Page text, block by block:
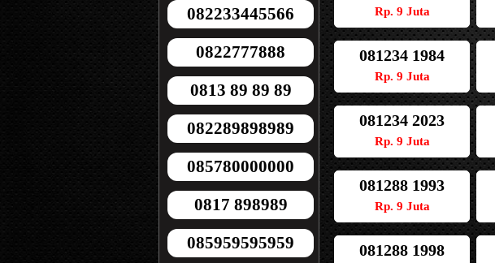
082233445566
0822777888
0813 89 89 89
082289898989
085780000000
0817 898989
085959595959
Rp. 9 Juta
081234 1984
Rp. 9 Juta
081234 2023
Rp. 9 Juta
081288 1993
Rp. 9 Juta
081288 1998